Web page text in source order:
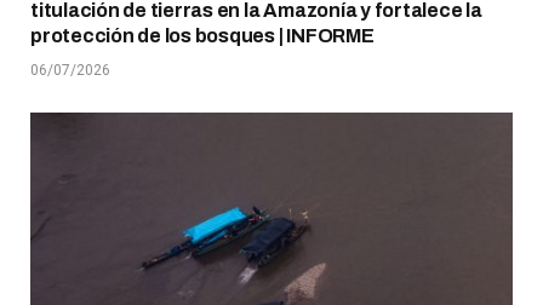
titulación de tierras en la Amazonía y fortalece la
protección de los bosques | INFORME
06/07/2026